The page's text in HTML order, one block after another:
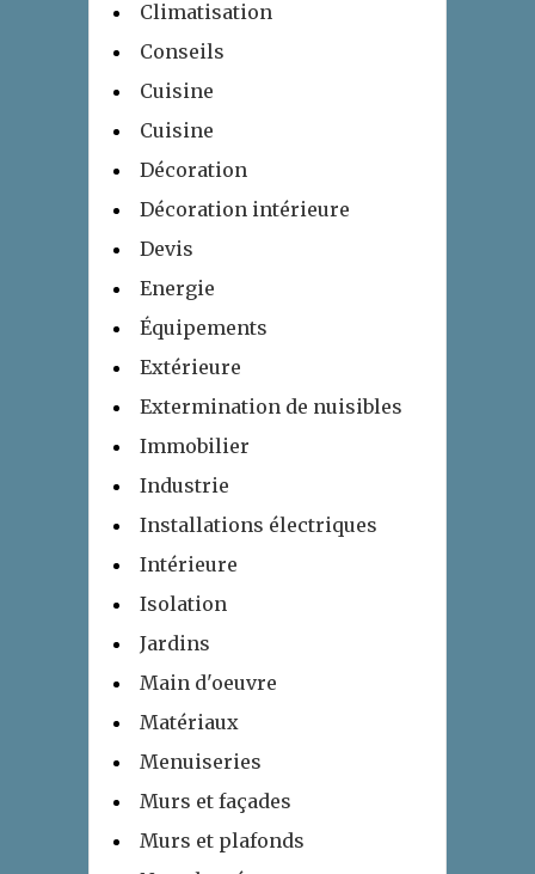
Climatisation
Conseils
Cuisine
Cuisine
Décoration
Décoration intérieure
Devis
Energie
Équipements
Extérieure
Extermination de nuisibles
Immobilier
Industrie
Installations électriques
Intérieure
Isolation
Jardins
Main d'oeuvre
Matériaux
Menuiseries
Murs et façades
Murs et plafonds